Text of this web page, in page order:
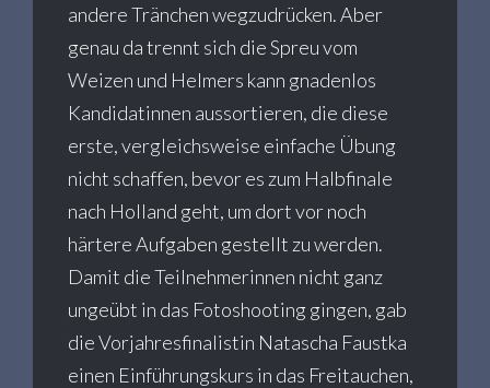
andere Tränchen wegzudrücken. Aber
genau da trennt sich die Spreu vom
Weizen und Helmers kann gnadenlos
Kandidatinnen aussortieren, die diese
erste, vergleichsweise einfache Übung
nicht schaffen, bevor es zum Halbfinale
nach Holland geht, um dort vor noch
härtere Aufgaben gestellt zu werden.
Damit die Teilnehmerinnen nicht ganz
ungeübt in das Fotoshooting gingen, gab
die Vorjahresfinalistin Natascha Faustka
einen Einführungskurs in das Freitauchen,